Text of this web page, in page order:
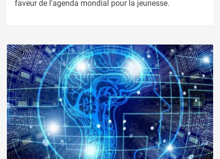
faveur de l'agenda mondial pour la jeunesse.